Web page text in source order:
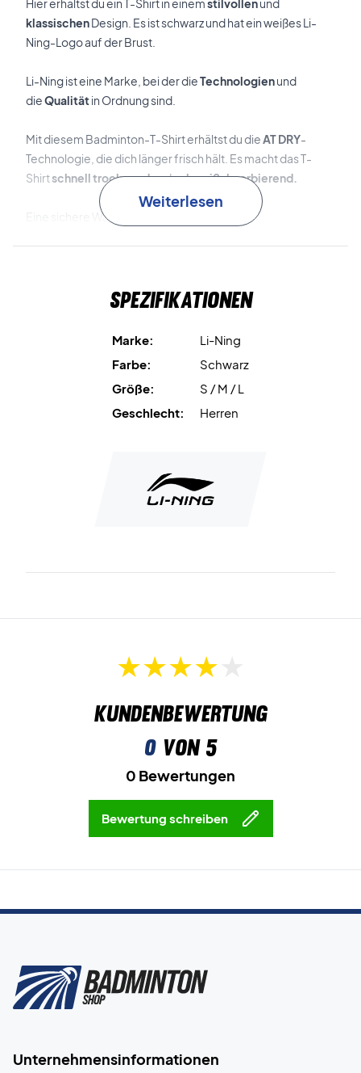
Hier erhältst du ein T-Shirt in einemstilvollenund
klassischenDesign. Es ist schwarz und hat ein weißes Li-
Ning-Logo auf der Brust.
Li-Ning ist eine Marke, bei der dieTechnologienund
dieQualitätin Ordnung sind.
Mit diesem Badminton-T-Shirt erhältst du dieAT DRY-
Technologie, die dich länger frisch hält. Es macht das T-
Shirtschnell trocknendundschweißabsorbierend.
Eine sichere Wahl
Farbe: Schwarz mit weißem Logo
Li-Ning wird mit asiatischen Größen geliefert, die im
Nacken angegeben sind.
Wenn du zum Beispiel eine Größe L bestellst, steht auf
Weiterlesen
Spezifikationen
Marke:
Li-Ning
Farbe:
Schwarz
Größe:
S / M / L
Geschlecht:
Herren
Kundenbewertung
0von 5
0 Bewertungen
Bewertung schreiben
Unternehmensinformationen